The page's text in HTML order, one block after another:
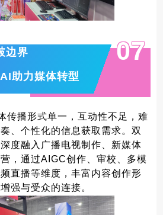
边界
助力媒体转型
07
传播形式单一，互动性不足，难
、个性化的信息获取需求。双
度融入广播电视制作、新媒体
，通过AIGC创作、审校、多模
直播等维度，丰富内容创作形
强与受众的连接。